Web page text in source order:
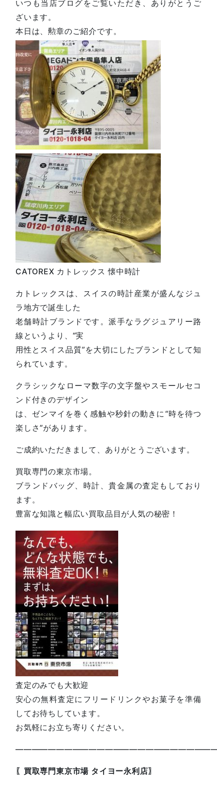
いつも当店ブログをご覧いただき、ありがとうご
ざいます。
本日は、勲章のご紹介です。
CATOREX カトレックス 懐中時計
カトレックスは、スイスの時計産業が盛んなジュ
ラ地方で誕生した
老舗時計ブランドです。派手なラグジュアリー路
線というより、“実
用性とスイス品質”を大切にしたブランドとして知
られています。
クラシックなローマ数字の文字盤やスモールセコ
ンド付きのデザイン
は、ゼンマイを巻く感触や秒針の動きに“時を待つ
楽しさ”があります。
ご成約いただきまして、ありがとうございます。
買取専門の東京市場。
ブランドバッグ、時計、貴金属の査定もしており
ます。
豊富な知識と幅広い買取品目が人気の秘密！
査定のみでも大歓迎
安心の無料査定にフリードリンクやお菓子を準備
してお待ちしています。
お気軽にお立ち寄りください。
〖買取専門東京市場 タイヨー永利店〗